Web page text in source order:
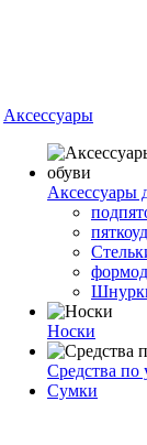
Аксессуары
Аксессуары
Носки
Средства по
Сумки